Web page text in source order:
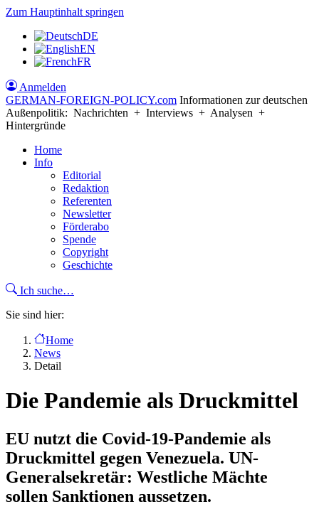
Zum Hauptinhalt springen
DE
EN
FR
Anmelden
GERMAN-FOREIGN-POLICY.com Informationen zur deutschen
Außenpolitik: Nachrichten + Interviews + Analysen +
Hintergründe
Home
Info
Editorial
Redaktion
Referenten
Newsletter
Förderabo
Spende
Copyright
Geschichte
Ich suche…
Sie sind hier:
Home
News
Detail
Die Pandemie als Druckmittel
EU nutzt die Covid-19-Pandemie als
Druckmittel gegen Venezuela. UN-
Generalsekretär: Westliche Mächte
sollen Sanktionen aussetzen.